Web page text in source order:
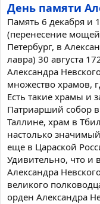
День памяти
Память 6 декабря и
(перенесение
Петербург, в
лавра) 30 августа
Александра
множество храмов,
Есть такие храмы и
Патриарший собор
Таллине, храм в
настолько
еще в Цараской
Удивительно, что и
Александра
великого
орден Александра